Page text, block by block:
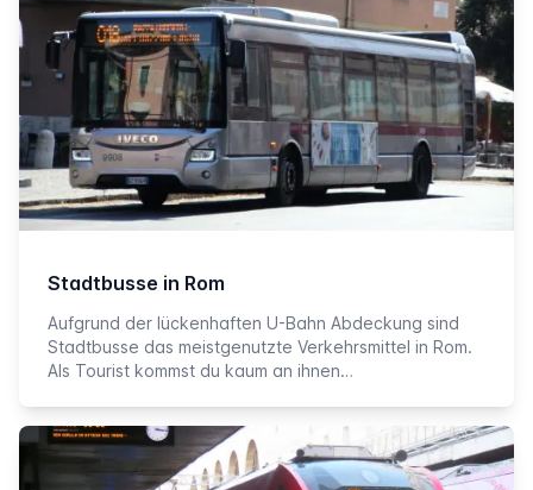
Stadtbusse in Rom
Aufgrund der lückenhaften U-Bahn Abdeckung sind
Stadtbusse das meistgenutzte Verkehrsmittel in Rom.
Als Tourist kommst du kaum an ihnen…